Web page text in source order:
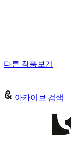
다른 작품보기
아카이브 검색